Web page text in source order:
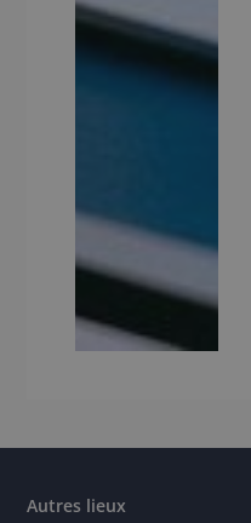
Autres lieux